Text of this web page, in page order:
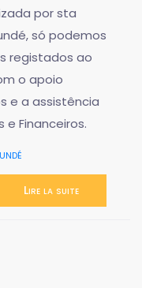
por sta
só podemos
registados ao
o apoio
e a assistência
e Financeiros.
Lire la suite